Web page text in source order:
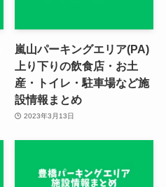
嵐山パーキングエリア(PA)
上り下りの飲食店・お土
産・トイレ・駐車場など施
設情報まとめ
2023年3月13日